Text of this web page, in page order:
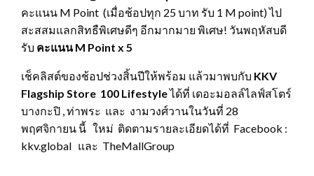
คะแนน M Point (เมื่อช้อปทุก 25 บาท รับ 1 M point) ไป
สะสสมแลกสิทธืพิเศษดีๆ อีกมากมาย พิเศษ! วันพฤหัสบดี
รับ คะแนนM Point x 5
เช็คลิสต์ของช้อปช่วงสิ้นปีให้พร้อม แล้วมาพบกับ KKV
Flagship Store 100 Lifestyleได้ที่ เดอะมอลล์ไลฟ์สโตร์
บางกะปิ , ท่าพระ และ งามวงศ์วานในวันที่ 28
พฤศจิกายน นี้ ใหม่ ติดตามรายละเอียดได้ที่ Facebook :
kkv.global และ TheMallGroup